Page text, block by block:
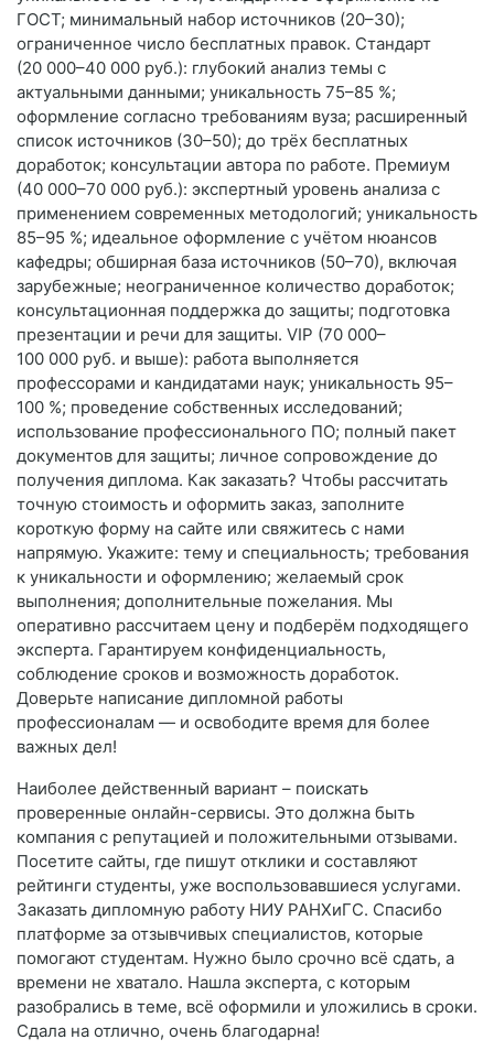
ГОСТ; минимальный набор источников (20–30);
ограниченное число бесплатных правок. Стандарт
(20 000–40 000 руб.): глубокий анализ темы с
актуальными данными; уникальность 75–85 %;
оформление согласно требованиям вуза; расширенный
список источников (30–50); до трёх бесплатных
доработок; консультации автора по работе. Премиум
(40 000–70 000 руб.): экспертный уровень анализа с
применением современных методологий; уникальность
85–95 %; идеальное оформление с учётом нюансов
кафедры; обширная база источников (50–70), включая
зарубежные; неограниченное количество доработок;
консультационная поддержка до защиты; подготовка
презентации и речи для защиты. VIP (70 000–
100 000 руб. и выше): работа выполняется
профессорами и кандидатами наук; уникальность 95–
100 %; проведение собственных исследований;
использование профессионального ПО; полный пакет
документов для защиты; личное сопровождение до
получения диплома. Как заказать? Чтобы рассчитать
точную стоимость и оформить заказ, заполните
короткую форму на сайте или свяжитесь с нами
напрямую. Укажите: тему и специальность; требования
к уникальности и оформлению; желаемый срок
выполнения; дополнительные пожелания. Мы
оперативно рассчитаем цену и подберём подходящего
эксперта. Гарантируем конфиденциальность,
соблюдение сроков и возможность доработок.
Доверьте написание дипломной работы
профессионалам — и освободите время для более
важных дел!
Наиболее действенный вариант – поискать
проверенные онлайн-сервисы. Это должна быть
компания с репутацией и положительными отзывами.
Посетите сайты, где пишут отклики и составляют
рейтинги студенты, уже воспользовавшиеся услугами.
Заказать дипломную работу НИУ РАНХиГС. Спасибо
платформе за отзывчивых специалистов, которые
помогают студентам. Нужно было срочно всё сдать, а
времени не хватало. Нашла эксперта, с которым
разобрались в теме, всё оформили и уложились в сроки.
Сдала на отлично, очень благодарна!